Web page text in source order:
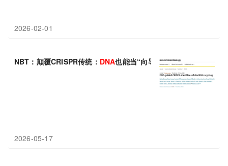
2026-02-01
NBT：颠覆CRISPR传统： DNA也能当“向导”，ΨDNA实现RNA靶
2026-05-17